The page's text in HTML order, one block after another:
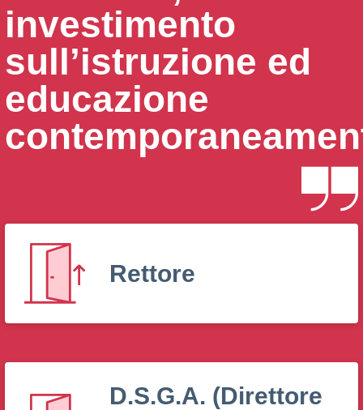
investimento
sull’istruzione ed
educazione
Rettore
D.S.G.A. (Direttore